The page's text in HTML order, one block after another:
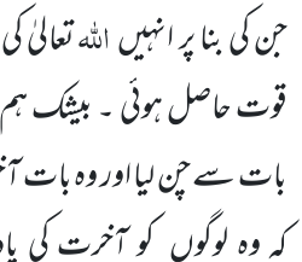
جن کی بنا پر انہیںاللہتعالیٰ
قوت حاصل ہوئی ۔ بیشک
بات سے چن لیا اور وہ
کہ وہ لوگوں کو آخرت کی